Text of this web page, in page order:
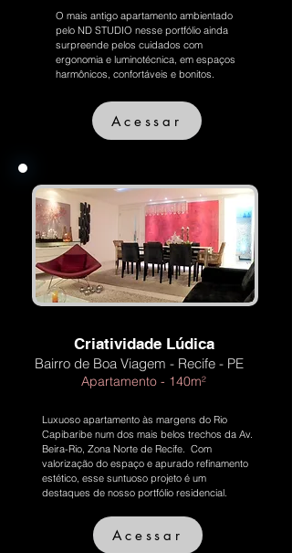
O mais antigo apartamento ambientado
pelo ND STUDIO nesse portfólio ainda
surpreende pelos cuidados com
ergonomia e luminotécnica, em espaços
harmônicos, confortáveis e bonitos.
Acessar
Criatividade Lúdica
Bairro de Boa Viagem - Recife - PE
Apartamento - 140m²
Luxuoso apartamento às margens do Rio
Capibaribe num dos mais belos trechos da Av.
Beira-Rio, Zona Norte de Recife. Com
valorização do espaço e apurado refinamento
estético, esse suntuoso projeto é um
destaques de nosso portfólio residencial.
Acessar